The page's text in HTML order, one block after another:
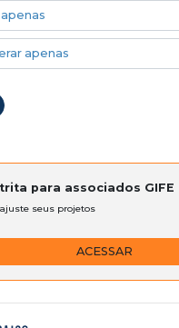
ações emergenciais
apenas ações
para associados GIFE
seus projetos
ACESSAR